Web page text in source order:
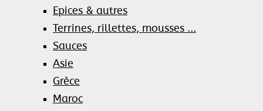
Epices & autres
Terrines, rillettes, mousses ...
Sauces
Asie
Grèce
Maroc